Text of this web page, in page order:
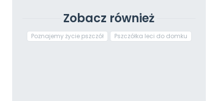
Zobacz również
Poznajemy życie pszczół Pszczółka leci do domku